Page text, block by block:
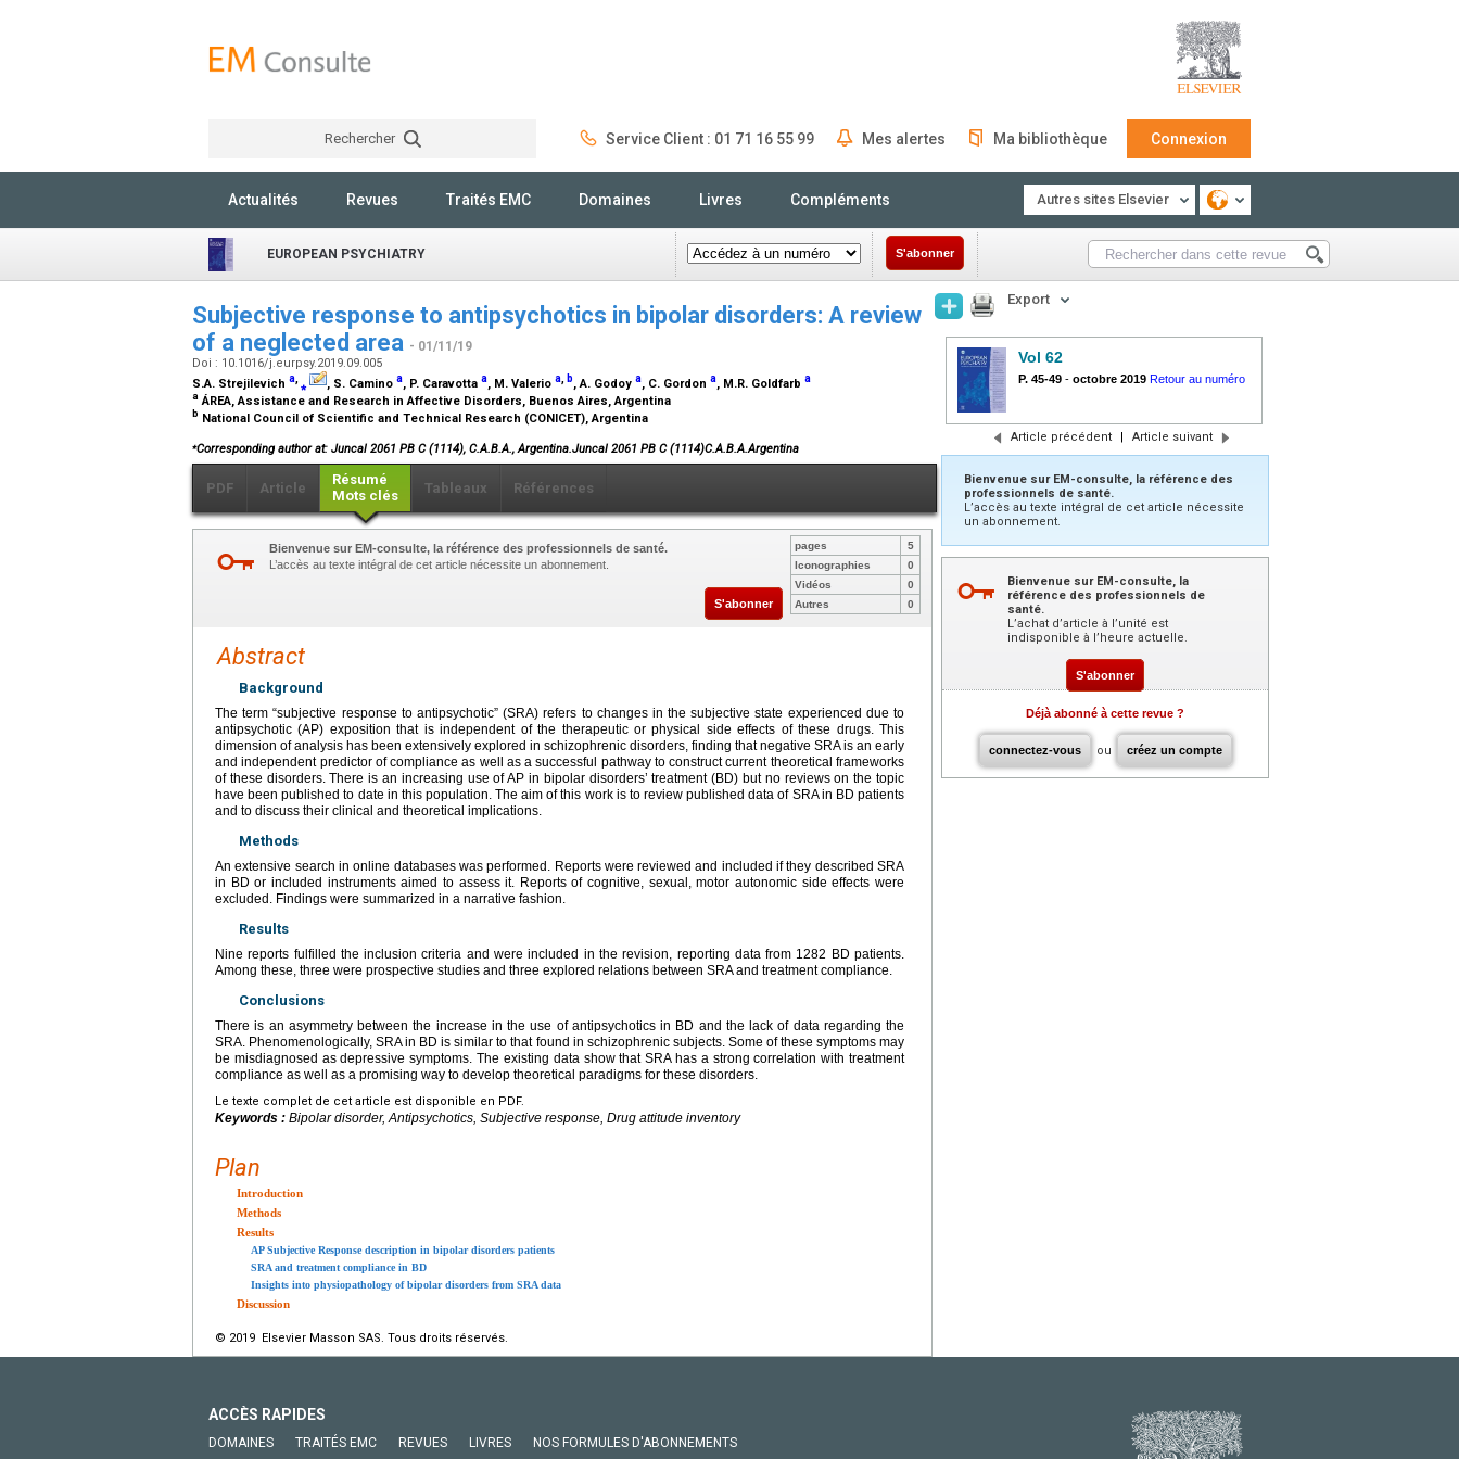
Rechercher Service Client : 01 71 16 55 99 Mes alertes Ma bibliothèque Connexion
Actualités Revues Traités EMC Domaines Livres Compléments Autres sites Elsevier
EUROPEAN PSYCHIATRY S'abonner
Subjective response to antipsychotics in bipolar disorders: A review
of a neglected area - 01/11/19
Doi : 10.1016/j.eurpsy.2019.09.005
S.A. Strejilevich a,⁎ , S. Camino a, P. Caravotta a, M. Valerio a, b, A. Godoy a, C. Gordon a, M.R. Goldfarb a
a ÁREA, Assistance and Research in Affective Disorders, Buenos Aires, Argentina
b National Council of Scientific and Technical Research (CONICET), Argentina
⁎Corresponding author at: Juncal 2061 PB C (1114), C.A.B.A., Argentina.Juncal 2061 PB C (1114)C.A.B.A.Argentina
PDF Article
Résumé
Mots clés
Tableaux Références
Bienvenue sur EM-consulte, la référence des professionnels de santé.
L’accès au texte intégral de cet article nécessite un abonnement.
S'abonner
pages
5
Iconographies
0
Vidéos
0
Autres
0
Abstract
Background
The term “subjective response to antipsychotic” (SRA) refers to changes in the subjective state experienced due to
antipsychotic (AP) exposition that is independent of the therapeutic or physical side effects of these drugs. This
dimension of analysis has been extensively explored in schizophrenic disorders, finding that negative SRA is an early
and independent predictor of compliance as well as a successful pathway to construct current theoretical frameworks
of these disorders. There is an increasing use of AP in bipolar disorders’ treatment (BD) but no reviews on the topic
have been published to date in this population. The aim of this work is to review published data of SRA in BD patients
and to discuss their clinical and theoretical implications.
Methods
An extensive search in online databases was performed. Reports were reviewed and included if they described SRA
in BD or included instruments aimed to assess it. Reports of cognitive, sexual, motor autonomic side effects were
excluded. Findings were summarized in a narrative fashion.
Results
Nine reports fulfilled the inclusion criteria and were included in the revision, reporting data from 1282 BD patients.
Among these, three were prospective studies and three explored relations between SRA and treatment compliance.
Conclusions
There is an asymmetry between the increase in the use of antipsychotics in BD and the lack of data regarding the
SRA. Phenomenologically, SRA in BD is similar to that found in schizophrenic subjects. Some of these symptoms may
be misdiagnosed as depressive symptoms. The existing data show that SRA has a strong correlation with treatment
compliance as well as a promising way to develop theoretical paradigms for these disorders.
Le texte complet de cet article est disponible en PDF.
Keywords : Bipolar disorder, Antipsychotics, Subjective response, Drug attitude inventory
Plan
Introduction
Methods
Results
AP Subjective Response description in bipolar disorders patients
SRA and treatment compliance in BD
Insights into physiopathology of bipolar disorders from SRA data
Discussion
© 2019 Elsevier Masson SAS. Tous droits réservés.
Export
Vol 62
P. 45-49 - octobre 2019 Retour au numéro
Article précédent | Article suivant
Bienvenue sur EM-consulte, la référence des
professionnels de santé.
L’accès au texte intégral de cet article nécessite
un abonnement.
Bienvenue sur EM-consulte, la
référence des professionnels de
santé.
L’achat d’article à l’unité est
indisponible à l’heure actuelle.
S'abonner
Déjà abonné à cette revue ?
connectez-vous ou créez un compte
ACCÈS RAPIDES
DOMAINES TRAITÉS EMC REVUES LIVRES NOS FORMULES D'ABONNEMENTS